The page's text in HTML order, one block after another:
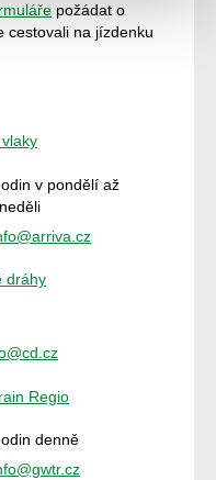
požádat o
cestovali na jízdenku
v pondělí až
dráhy
Regio
denně